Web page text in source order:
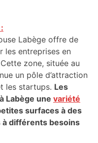
Labège offre de
les entreprises en
zone, située au
un pôle d’attraction
les startups. Les
Labège une variété
surfaces à des
à différents besoins